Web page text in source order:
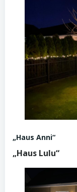
„Haus Anni“
„Haus Lulu“